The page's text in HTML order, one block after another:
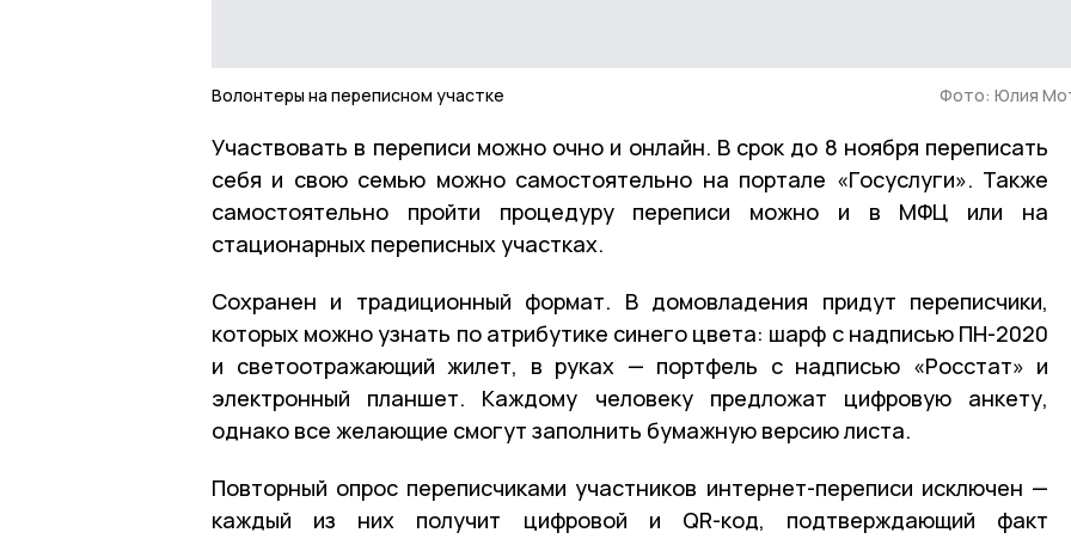
Волонтеры на переписном участке Фото: Юлия
Участвовать в переписи можно очно и онлайн. В срок до 8 ноября переписать
себя и свою семью можно самостоятельно на портале «Госуслуги». Также
самостоятельно пройти процедуру переписи можно и в МФЦ или на
стационарных переписных участках.
Сохранен и традиционный формат. В домовладения придут переписчики,
которых можно узнать по атрибутике синего цвета: шарф с надписью ПН-2020
и светоотражающий жилет, в руках — портфель с надписью «Росстат» и
электронный планшет. Каждому человеку предложат цифровую анкету,
однако все желающие смогут заполнить бумажную версию листа.
Повторный опрос переписчиками участников интернет-переписи исключен —
каждый из них получит цифровой и QR-код, подтверждающий факт